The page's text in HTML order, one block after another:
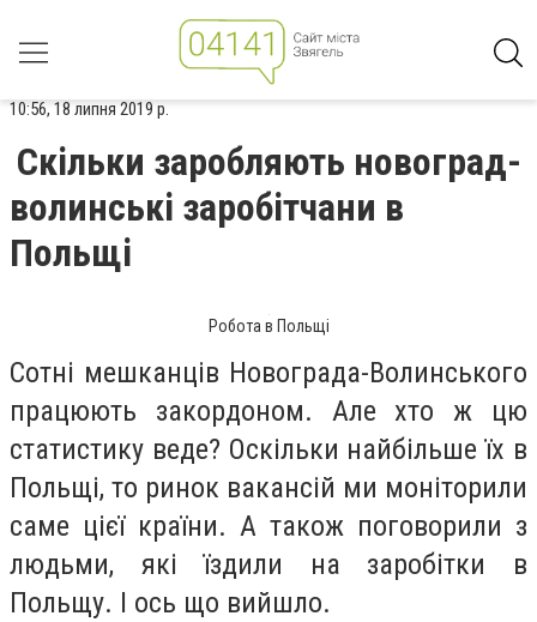
10:56, 18 липня 2019 р.
Скільки заробляють новоград-
волинські заробітчани в
Польщі
Робота в Польщі
Сотні мешканців Новограда-Волинського
працюють закордоном. Але хто ж цю
статистику веде? Оскільки найбільше їх в
Польщі, то ринок вакансій ми моніторили
саме цієї країни. А також поговорили з
людьми, які їздили на заробітки в
Польщу. І ось що вийшло.